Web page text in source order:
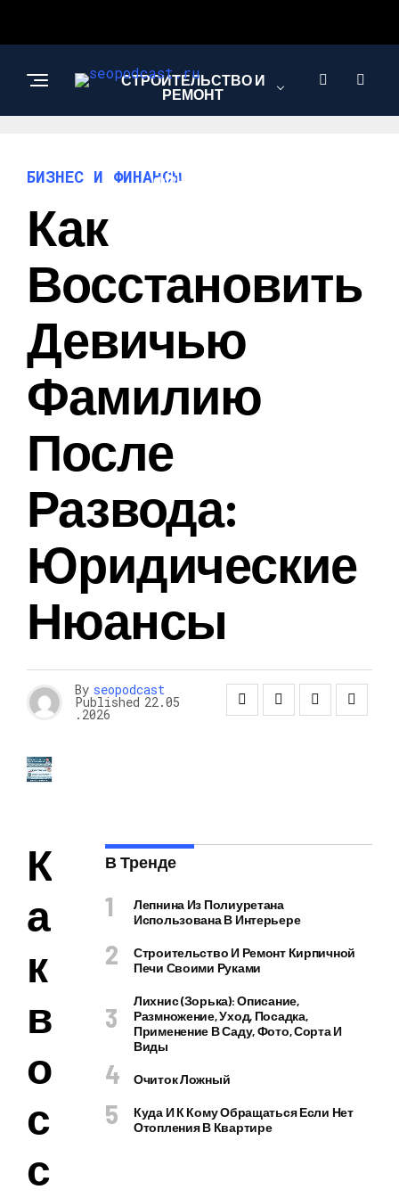
СТРОИТЕЛЬСТВО И
РЕМОНТ
БИЗНЕС И
ФИНАНСЫ
БИЗНЕС И ФИНАНСЫ
Как
Восстановить
Девичью
Фамилию
После
Развода:
Юридические
Нюансы
By seopodcast
Published 22.05
.2026
К
а
к
в
о
с
с
В Тренде
Лепнина Из Полиуретана
Использована В Интерьере
Строительство И Ремонт Кирпичной
Печи Своими Руками
Лихнис (Зорька): Описание,
Размножение, Уход, Посадка,
Применение В Саду, Фото, Сорта И
Виды
Очиток Ложный
Куда И К Кому Обращаться Если Нет
Отопления В Квартире